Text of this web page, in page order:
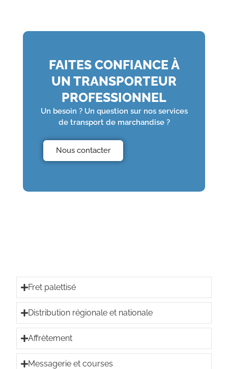
FAITES CONFIANCE À
UN TRANSPORTEUR
PROFESSIONNEL
Un besoin ? Un question sur nos services
de transport de marchandise ?
Nous contacter
Fret palettisé
Distribution régionale et nationale
Affrètement
Messagerie et courses